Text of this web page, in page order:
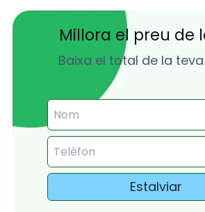
Millora el preu de
Baixa el total de la
Estalviar